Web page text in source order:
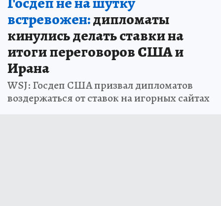
встревожен:дипломаты
кинулись делать ставки на
итоги переговоров США и
Ирана
WSJ: Госдеп США призвал дипломатов
воздержаться от ставок на игорных сайтах